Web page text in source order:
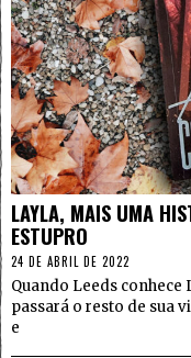
LAYLA, MAIS UMA
ESTUPRO
24 DE ABRIL DE 2022
Quando Leeds conhece
passará o resto de sua
e